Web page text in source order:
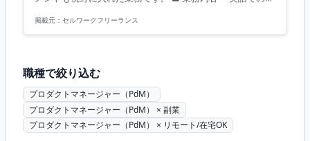
語での作成 ・プロジェクトマネジメント業務の可能性あり
併用で柔軟な働き方が可能 ・コミュニケーションが活発な
現場 ・専門性の高いスキルを身につけるチャンス
掲載元： セルワークフリーランス
職種で絞り込む
プロダクトマネージャー（PdM）
プロダクトマネージャー（PdM） × 副業
プロダクトマネージャー（PdM） × リモート/在宅OK